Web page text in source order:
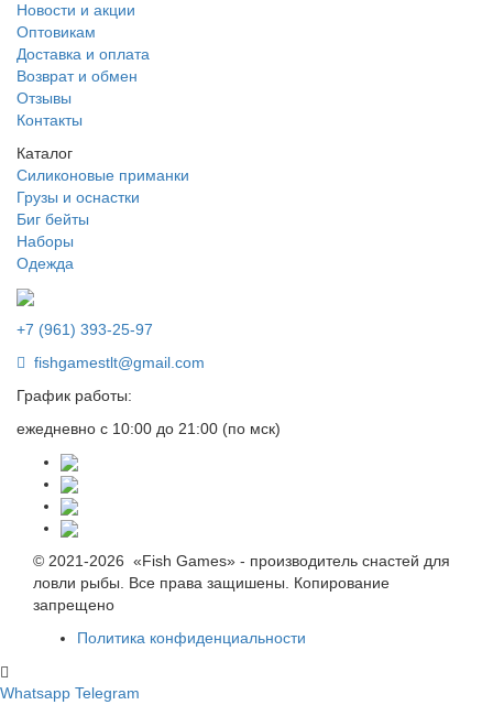
Новости и акции
Оптовикам
Доставка и оплата
Возврат и обмен
Отзывы
Контакты
Каталог
Силиконовые приманки
Грузы и оснастки
Биг бейты
Наборы
Одежда
+7 (961) 393-25-97
fishgamestlt@gmail.com
График работы:
ежедневно с 10:00 до 21:00 (по мск)
© 2021-2026 «Fish Games» - производитель снастей для
ловли рыбы. Все права защишены. Копирование
запрещено
Политика конфиденциальности
Whatsapp Telegram